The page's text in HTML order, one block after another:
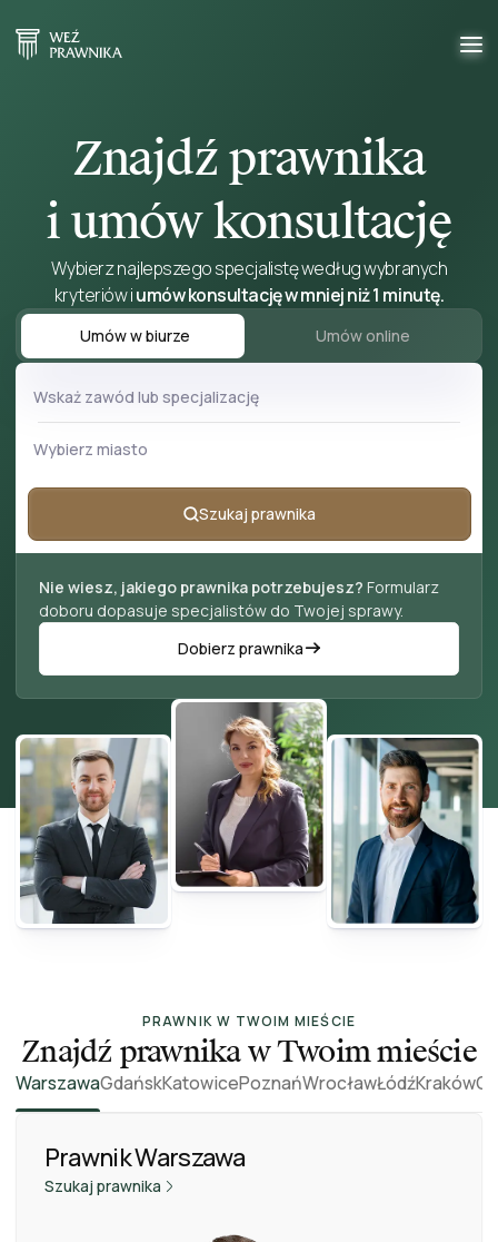
Znajdź prawnika
i umów konsultację
Wybierz najlepszego specjalistę według wybranych
kryteriów iumów konsultację w mniej niż 1 minutę.
Umów w biurze Umów online
Szukaj prawnika
Nie wiesz, jakiego prawnika potrzebujesz? Formularz
doboru dopasuje specjalistów do Twojej sprawy.
Dobierz prawnika
PRAWNIK W TWOIM MIEŚCIE
Znajdź prawnika w Twoim mieście
WarszawaGdańskKatowicePoznańWrocławŁódźKraków
Prawnik Warszawa
Szukaj prawnika